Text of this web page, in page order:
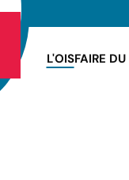
L'OISFAIRE DU